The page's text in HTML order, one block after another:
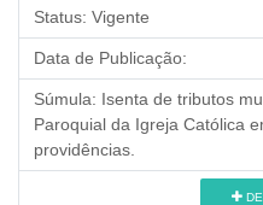
Status: Vigente
Data de Publicação:
Súmula: Isenta de tributos
Paroquial da Igreja Católica
providências.